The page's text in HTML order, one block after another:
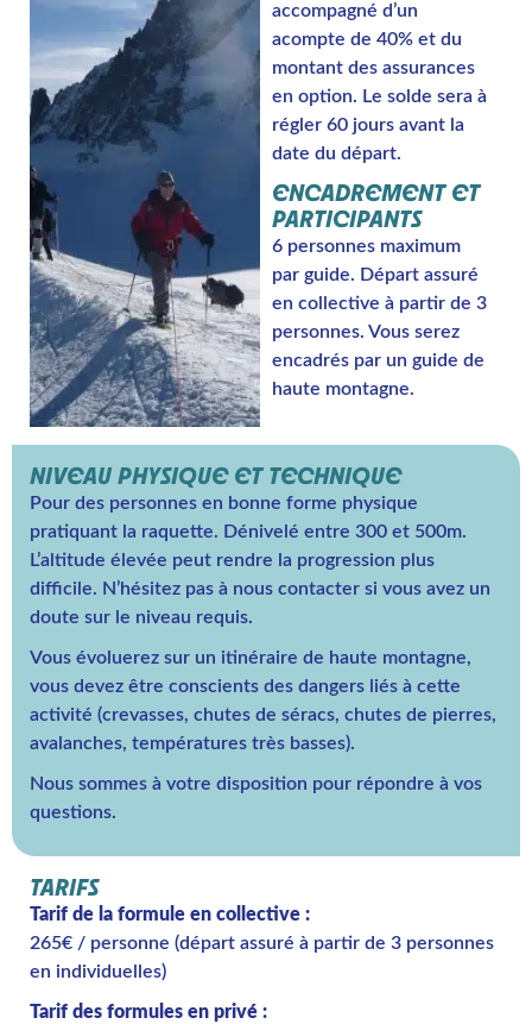
accompagné d’un
acompte de 40% et du
montant des assurances
en option. Le solde sera à
régler 60 jours avant la
date du départ.
ENCADREMENT ET
PARTICIPANTS
6 personnes maximum
par guide. Départ assuré
en collective à partir de 3
personnes. Vous serez
encadrés par un guide de
haute montagne.
NIVEAU PHYSIQUE ET TECHNIQUE
Pour des personnes en bonne forme physique
pratiquant la raquette. Dénivelé entre 300 et 500m.
L’altitude élevée peut rendre la progression plus
difficile. N’hésitez pas à nous contacter si vous avez un
doute sur le niveau requis.
Vous évoluerez sur un itinéraire de haute montagne,
vous devez être conscients des dangers liés à cette
activité (crevasses, chutes de séracs, chutes de pierres,
avalanches, températures très basses).
Nous sommes à votre disposition pour répondre à vos
questions.
TARIFS
Tarif de la formule en collective :
265€ / personne (départ assuré à partir de 3 personnes
en individuelles)
Tarif des formules en privé :